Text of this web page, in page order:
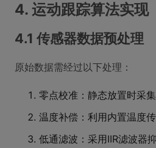
4. 运动跟踪算法实现
4.1 传感器数据预处理
原始数据需经过以下处理：
零点校准：静态放置时采
温度补偿：利用内置温度
低通滤波：采用IIR滤波器